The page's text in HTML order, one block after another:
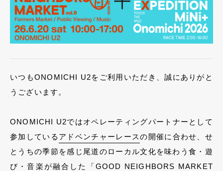
いつもONOMICHI U2をご利用いただき、誠にありがと
うございます。
ONOMICHI U2ではオペレーティングパートナーとして
参加している アドベンチャーレースの開催に合わせ、せ
とうちの季節を感じ尾道のローカル文化を味わう食・遊
び・音楽が融合した「GOOD NEIGHBORS MARKET